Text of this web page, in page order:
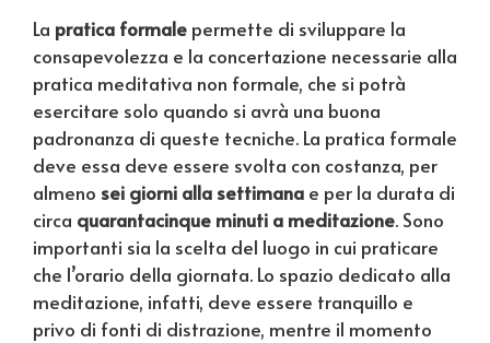
La pratica formale permette di sviluppare la
consapevolezza e la concertazione necessarie alla
pratica meditativa non formale, che si potrà
esercitare solo quando si avrà una buona
padronanza di queste tecniche. La pratica formale
deve essa deve essere svolta con costanza, per
almeno sei giorni alla settimana e per la durata di
circa quarantacinque minuti a meditazione. Sono
importanti sia la scelta del luogo in cui praticare
che l’orario della giornata. Lo spazio dedicato alla
meditazione, infatti, deve essere tranquillo e
privo di fonti di distrazione, mentre il momento